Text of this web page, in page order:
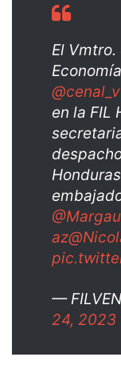
El Vmtro.
en la FIL
az
—
24, 2023